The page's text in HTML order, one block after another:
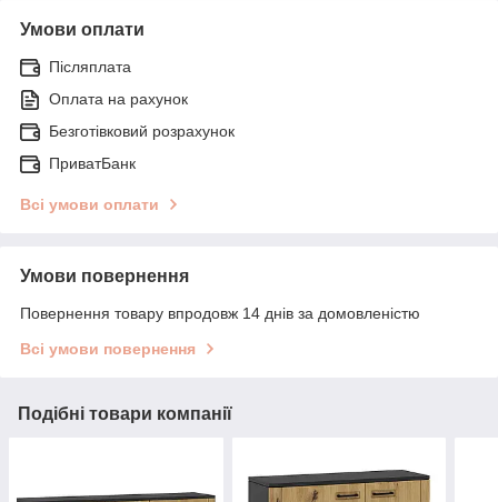
Умови оплати
Післяплата
Оплата на рахунок
Безготівковий розрахунок
ПриватБанк
Всі умови оплати
Умови повернення
Повернення товару впродовж 14 днів за домовленістю
Всі умови повернення
Подібні товари компанії